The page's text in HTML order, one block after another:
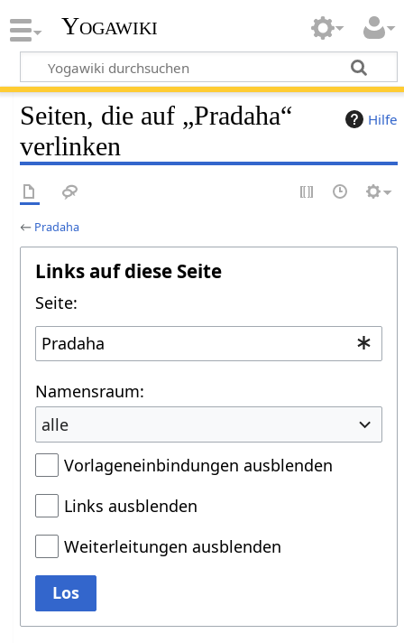
Yogawiki
Hilfe
Seiten, die auf „Pradaha“
verlinken
← Pradaha
Links auf diese Seite
Seite:
Namensraum:
alle
Vorlageneinbindungen ausblenden
Links ausblenden
Weiterleitungen ausblenden
Los